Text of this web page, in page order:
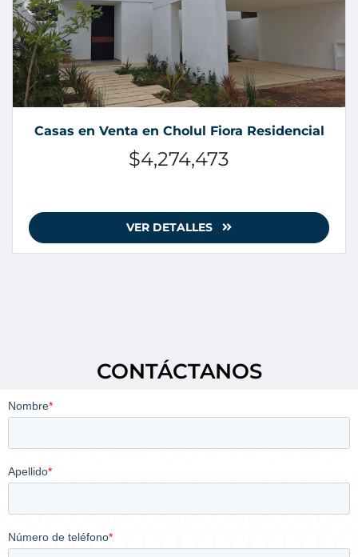
Casas en Venta en Cholul Fiora Residencial
$4,274,473
VER DETALLES
CONTÁCTANOS